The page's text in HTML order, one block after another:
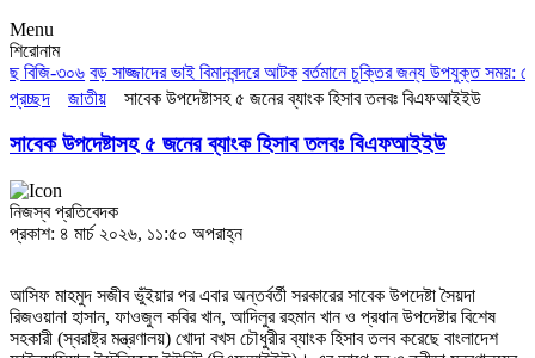
Menu
শিরোনাম
বিজি-৩০৬ বড় সাজ্জাদের ভাই বিমানবন্দরে আটক বর্তমানে চুক্তির জন্য উপযুক্ত সময়:
প্রচ্ছদ
জাতীয় সাবেক উপদেষ্টাসহ ৫ জনের ব্যাংক হিসাব তলবঃ বিএফআইইউ
সাবেক উপদেষ্টাসহ ৫ জনের ব্যাংক হিসাব তলবঃ বিএফআইইউ
নিজস্ব প্রতিবেদক
প্রকাশ: ৪ মার্চ ২০২৬, ১১:৫০ অপরাহ্ন
আসিফ মাহমুদ সজীব ভুঁইয়ার পর এবার অন্তর্বর্তী সরকারের সাবেক উপদেষ্টা সৈয়দা
রিজওয়ানা হাসান, ফাওজুল কবির খান, আদিলুর রহমান খান ও প্রধান উপদেষ্টার বিশেষ
সহকারী (স্বরাষ্ট্র মন্ত্রণালয়) খোদা বখস চৌধুরীর ব্যাংক হিসাব তলব করেছে বাংলাদেশ